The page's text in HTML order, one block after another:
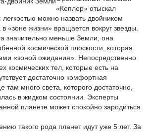
«Кеплер» отыскал
легкостью можно назвать двойником
«зоне жизни» вращается вокруг звезды.
значительно меньше Земли, она
космической плоскости, которая
«зоной ожидания». Непосредственно
космических тел, которые есть на
достаточно комфортная
там много света, которого достаточно,
в жидком состоянии. Эксперты
планете может спокойно зародиться
такого рода планет идут уже 5 лет. За